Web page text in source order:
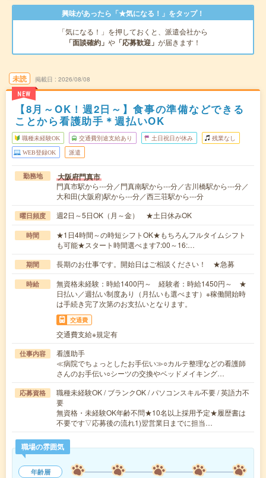
興味があったら「★気になる！」をタップ！
「気になる！」を押しておくと、派遣会社から
「面談確約」 や 「応募歓迎」 が届きます！
未読
NEW
掲載日 2026/08/08
【8月～OK！週2日～】食事の準備などできる
ことから看護助手＊週払いOK
職種未経験OK 交通費別途支給あり 土日祝日が休み 残業なし
WEB登録OK 派遣
勤務地 大阪府門真市
門真市駅から---分／門真南駅から---分／古川橋駅から---分／
大和田(大阪府)駅から---分／西三荘駅から---分
曜日頻度 週2日～5日OK（月～金） ★土日休みOK
時間
★1日4時間～の時短シフトOK★もちろんフルタイムシフト
も可能★スタート時間選べます7:00～16:…
期間 長期のお仕事です。開始日はご相談ください！ ★急募
時給
無資格未経験：時給1400円～ 経験者：時給1450円～ ★
日払い／週払い制度あり（月払いも選べます）※稼働開始時
は手続き完了次第のお支払いとなります。
交通費
交通費支給※規定有
仕事内容
看護助手
≪病院でちょっとしたお手伝い≫○カルテ整理などの看護師
さんのお手伝い○シーツの交換やベッドメイキング…
応募資格
職種未経験OK / ブランクOK / パソコンスキル不要 / 英語力不
要
無資格・未経験OK年齢不問★10名以上採用予定★履歴書は
不要です▽応募後の流れ1)翌営業日までに担当…
職場の雰囲気
年齢層